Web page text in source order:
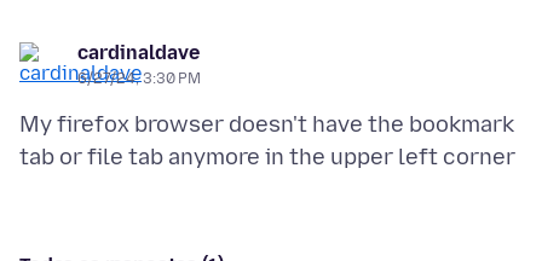
cardinaldave
6/27/24, 3:30 PM
My firefox browser doesn't have the bookmark